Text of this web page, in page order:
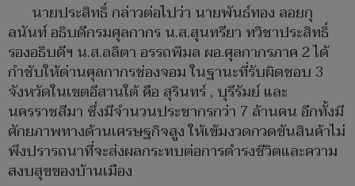
นายประสิทธิ์ กล่าวต่อไปว่า นายพันธ์ทอง ลอยกุ
ลนันท์ อธิบดีกรมศุลกากร น.ส.สุนทรียา ทวิชาประสิทธิ์
รองอธิบดีฯ น.ส.ลลิตา อรรถพิมล ผอ.ศุลกากรภาค 2 ได้
กำชับให้ด่านศุลกากรช่องจอม ในฐานะที่รับผิดชอบ 3
จังหวัดในเขตอีสานใต้ คือ สุรินทร์ , บุรีรัมย์ และ
นครราชสีมา ซึ่งมีจำนวนประชากรกว่า 7 ล้านคน อีกทั้งมี
ศักยภาพทางด้านเศรษฐกิจสูง ให้เข้มงวดกวดขันสินค้าไม่
พึงปรารถนาที่จะส่งผลกระทบต่อการดำรงชีวิตและความ
สงบสุขของบ้านเมือง